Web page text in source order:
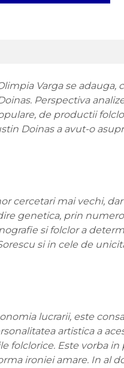
Varga se
Perspectiva
de productii
Doinas a avut-o
cercetari mai vechi,
genetica, prin
si folclor a
si in cele de
lucrarii, este
artistica a
folclorice. Este vorba
ironiei amare. In al